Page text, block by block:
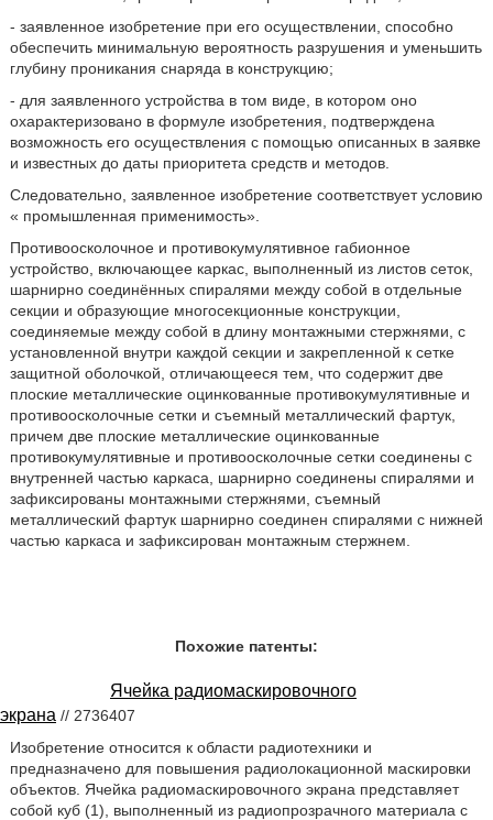
- заявленное изобретение при его осуществлении, способно
обеспечить минимальную вероятность разрушения и уменьшить
глубину проникания снаряда в конструкцию;
- для заявленного устройства в том виде, в котором оно
охарактеризовано в формуле изобретения, подтверждена
возможность его осуществления с помощью описанных в заявке
и известных до даты приоритета средств и методов.
Следовательно, заявленное изобретение соответствует условию
« промышленная применимость».
Противоосколочное и противокумулятивное габионное
устройство, включающее каркас, выполненный из листов сеток,
шарнирно соединённых спиралями между собой в отдельные
секции и образующие многосекционные конструкции,
соединяемые между собой в длину монтажными стержнями, с
установленной внутри каждой секции и закрепленной к сетке
защитной оболочкой, отличающееся тем, что содержит две
плоские металлические оцинкованные противокумулятивные и
противоосколочные сетки и съемный металлический фартук,
причем две плоские металлические оцинкованные
противокумулятивные и противоосколочные сетки соединены с
внутренней частью каркаса, шарнирно соединены спиралями и
зафиксированы монтажными стержнями, съемный
металлический фартук шарнирно соединен спиралями с нижней
частью каркаса и зафиксирован монтажным стержнем.
Похожие патенты:
Ячейка радиомаскировочного
экрана // 2736407
Изобретение относится к области радиотехники и
предназначено для повышения радиолокационной маскировки
объектов. Ячейка радиомаскировочного экрана представляет
собой куб (1), выполненный из радиопрозрачного материала с